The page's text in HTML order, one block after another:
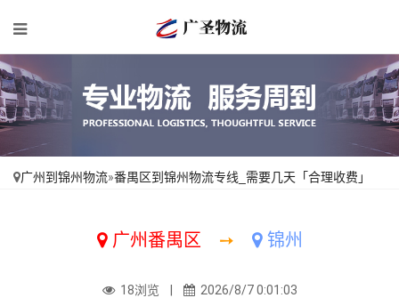
广州到锦州物流»番禺区到锦州物流专线_需要几天「合理收费」
广州番禺区 ➙ 锦州
18浏览 | 2026/8/7 0:01:03